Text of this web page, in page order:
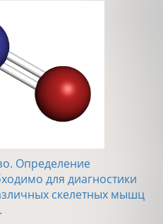
Определение
для диагностики
скелетных мышц